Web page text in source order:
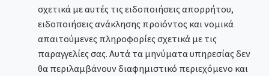
σχετικά με αυτές τις ειδοποιήσεις απορρήτου,
ειδοποιήσεις ανάκλησης προϊόντος και νομικά
απαιτούμενες πληροφορίες σχετικά με τις
παραγγελίες σας. Αυτά τα μηνύματα υπηρεσίας δεν
θα περιλαμβάνουν διαφημιστικό περιεχόμενο και